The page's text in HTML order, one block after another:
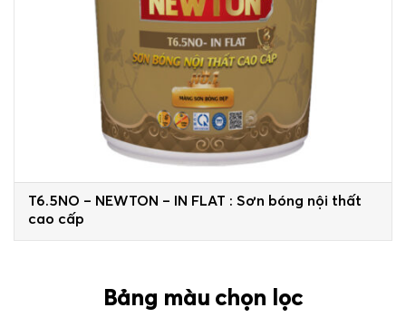
T6.5NO – NEWTON – IN FLAT : Sơn bóng nội thất
cao cấp
Bảng màu chọn lọc